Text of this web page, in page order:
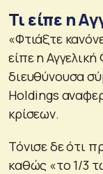
Τι είπε η
«Φτιάξτε
είπε η
διευθύνουσα
Holdings
κρίσεων.
Τόνισε δε ότι
καθώς «το 1/3